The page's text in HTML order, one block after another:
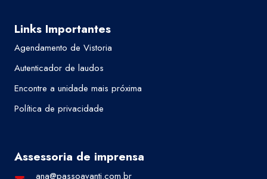
Links Importantes
Agendamento de Vistoria
Autenticador de laudos
Encontre a unidade mais próxima
Política de privacidade
Assessoria de imprensa
ana@passoavanti.com.br